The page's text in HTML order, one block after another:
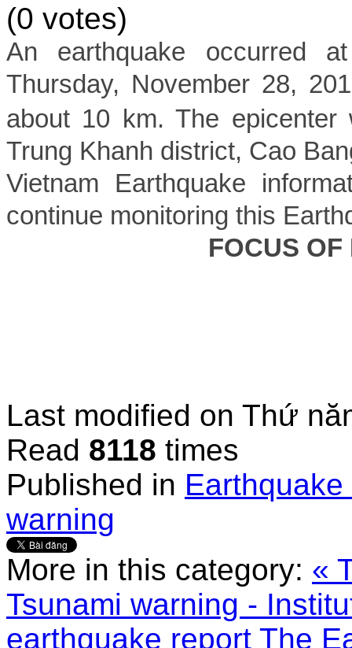
(0 votes)
An earthquake occurred
Thursday, November 28,
about 10 km. The epicenter
Trung Khanh district, Cao
Vietnam Earthquake
continue monitoring this
FOCUS
Last modified on Thứ
Read 8118 times
Published in
warning
More in this category: «
Tsunami warning -
earthquake report The